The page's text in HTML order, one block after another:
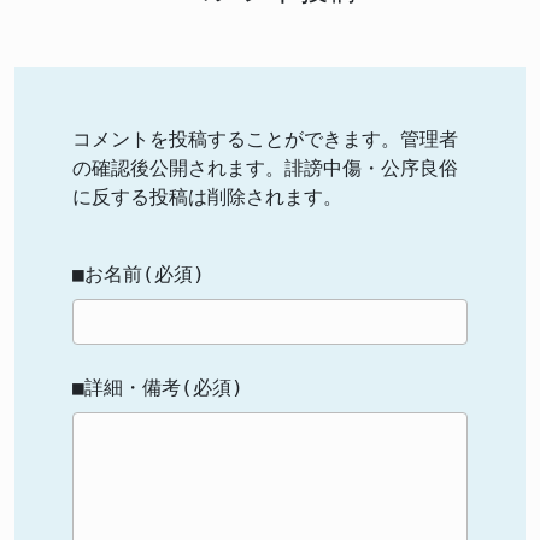
コメントを投稿することができます。管理者
の確認後公開されます。誹謗中傷・公序良俗
に反する投稿は削除されます。
■お名前(必須)
■詳細・備考(必須)